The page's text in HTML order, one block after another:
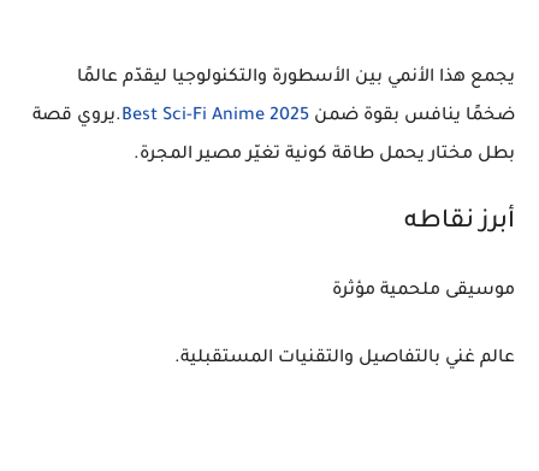
يجمع هذا الأنمي بين الأسطورة والتكنولوجيا ليقدّم عالمًا
ضخمًا ينافس بقوة ضمن Best Sci-Fi Anime 2025.يروي قصة
بطل مختار يحمل طاقة كونية تغيّر مصير المجرة.
أبرز نقاطه
موسيقى ملحمية مؤثرة
عالم غني بالتفاصيل والتقنيات المستقبلية.